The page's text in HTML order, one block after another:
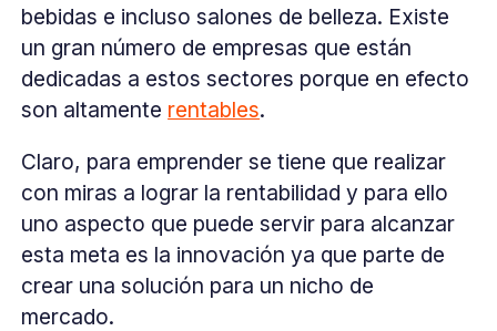
bebidas e incluso salones de belleza. Existe
un gran número de empresas que están
dedicadas a estos sectores porque en efecto
son altamente rentables.
Claro, para emprender se tiene que realizar
con miras a lograr la rentabilidad y para ello
uno aspecto que puede servir para alcanzar
esta meta es la innovación ya que parte de
crear una solución para un nicho de
mercado.